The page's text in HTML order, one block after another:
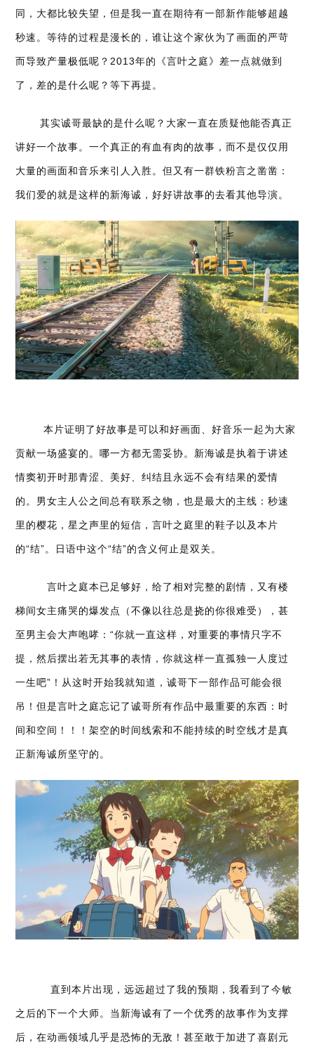
同，大都比较失望，但是我一直在期待有一部新作能够超越
秒速。等待的过程是漫长的，谁让这个家伙为了画面的严苛
而导致产量极低呢？2013年的《言叶之庭》差一点就做到
了，差的是什么呢？等下再提。
其实诚哥最缺的是什么呢？大家一直在质疑他能否真正
讲好一个故事。一个真正的有血有肉的故事，而不是仅仅用
大量的画面和音乐来引人入胜。但又有一群铁粉言之凿凿：
我们爱的就是这样的新海诚，好好讲故事的去看其他导演。
本片证明了好故事是可以和好画面、好音乐一起为大家
贡献一场盛宴的。哪一方都无需妥协。新海诚是执着于讲述
情窦初开时那青涩、美好、纠结且永远不会有结果的爱情
的。男女主人公之间总有联系之物，也是最大的主线：秒速
里的樱花，星之声里的短信，言叶之庭里的鞋子以及本片
的“结”。日语中这个“结”的含义何止是双关。
言叶之庭本已足够好，给了相对完整的剧情，又有楼
梯间女主痛哭的爆发点（不像以往总是挠的你很难受），甚
至男主会大声咆哮：“你就一直这样，对重要的事情只字不
提，然后摆出若无其事的表情，你就这样一直孤独一人度过
一生吧”！从这时开始我就知道，诚哥下一部作品可能会很
吊！但是言叶之庭忘记了诚哥所有作品中最重要的东西：时
间和空间！！！架空的时间线索和不能持续的时空线才是真
正新海诚所坚守的。
直到本片出现，远远超过了我的预期，我看到了今敏
之后的下一个大师。当新海诚有了一个优秀的故事作为支撑
后，在动画领域几乎是恐怖的无敌！甚至敢于加进了喜剧元